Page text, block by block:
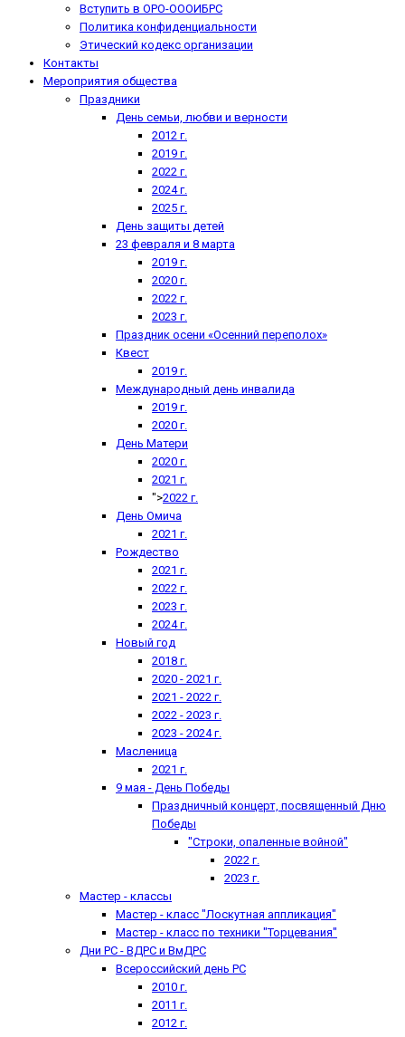
Вступить в ОРО-ОООИБРС
Политика конфиденциальности
Этический кодекс организации
Контакты
Мероприятия общества
Праздники
День семьи, любви и верности
2012 г.
2019 г.
2022 г.
2024 г.
2025 г.
День защиты детей
23 февраля и 8 марта
2019 г.
2020 г.
2022 г.
2023 г.
Праздник осени «Осенний переполох»
Квест
2019 г.
Международный день инвалида
2019 г.
2020 г.
День Матери
2020 г.
2021 г.
">2022 г.
День Омича
2021 г.
Рождество
2021 г.
2022 г.
2023 г.
2024 г.
Новый год
2018 г.
2020 - 2021 г.
2021 - 2022 г.
2022 - 2023 г.
2023 - 2024 г.
Масленица
2021 г.
9 мая - День Победы
Праздничный концерт, посвященный Дню
Победы
"Строки, опаленные войной"
2022 г.
2023 г.
Мастер - классы
Мастер - класс "Лоскутная аппликация"
Мастер - класс по техники "Торцевания"
Дни РС - ВДРС и ВмДРС
Всероссийский день РС
2010 г.
2011 г.
2012 г.